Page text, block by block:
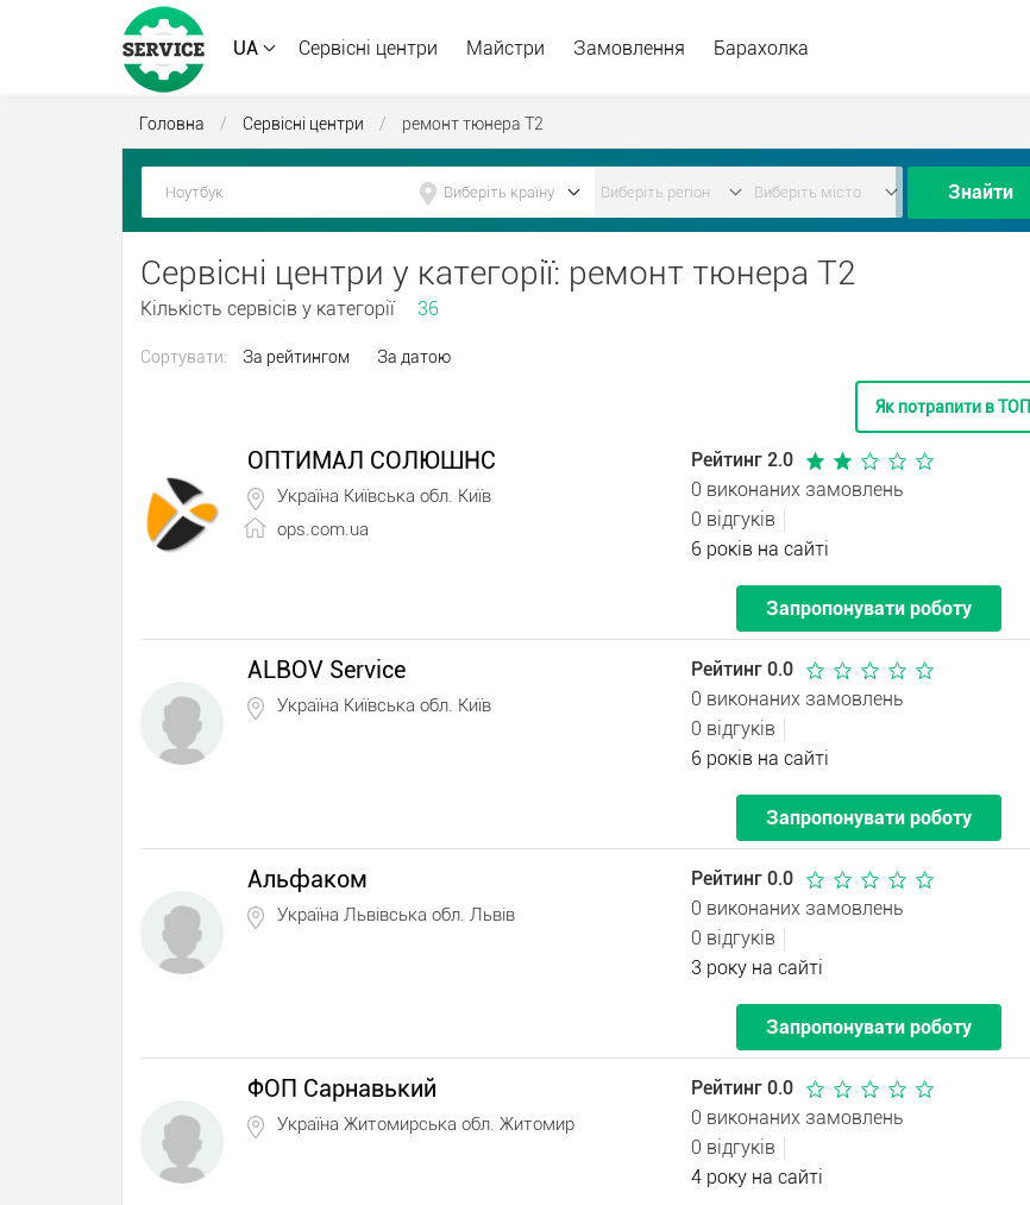
UA Сервісні центри Майстри Замовлення Барахолка
Головна / Сервісні центри / ремонт тюнера Т2
Знайти
Сервісні центри у категорії: ремонт тюнера Т2
Кількість сервісів у категорії 36
Сортувати: За рейтингом За датою
Як потрапити в ТОП
ОПТИМАЛ СОЛЮШНС
Україна Київська обл. Київ
ops.com.ua
Рейтинг 2.0
0 виконаних замовлень
0 відгуків
6 років на сайті
Запропонувати роботу
ALBOV Service
Україна Київська обл. Київ
Рейтинг 0.0
0 виконаних замовлень
0 відгуків
6 років на сайті
Запропонувати роботу
Альфаком
Україна Львівська обл. Львів
Рейтинг 0.0
0 виконаних замовлень
0 відгуків
3 року на сайті
Запропонувати роботу
ФОП Сарнавький
Україна Житомирська обл. Житомир
Рейтинг 0.0
0 виконаних замовлень
0 відгуків
4 року на сайті